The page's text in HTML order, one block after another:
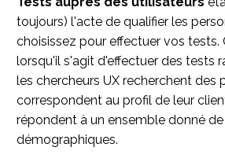
toujours) l'acte de qualifier les
choisissez pour effectuer vos tests.
lorsqu'il s'agit d'effectuer des tests
les chercheurs UX recherchent des
correspondent au profil de leur
répondent à un ensemble donné
démographiques.